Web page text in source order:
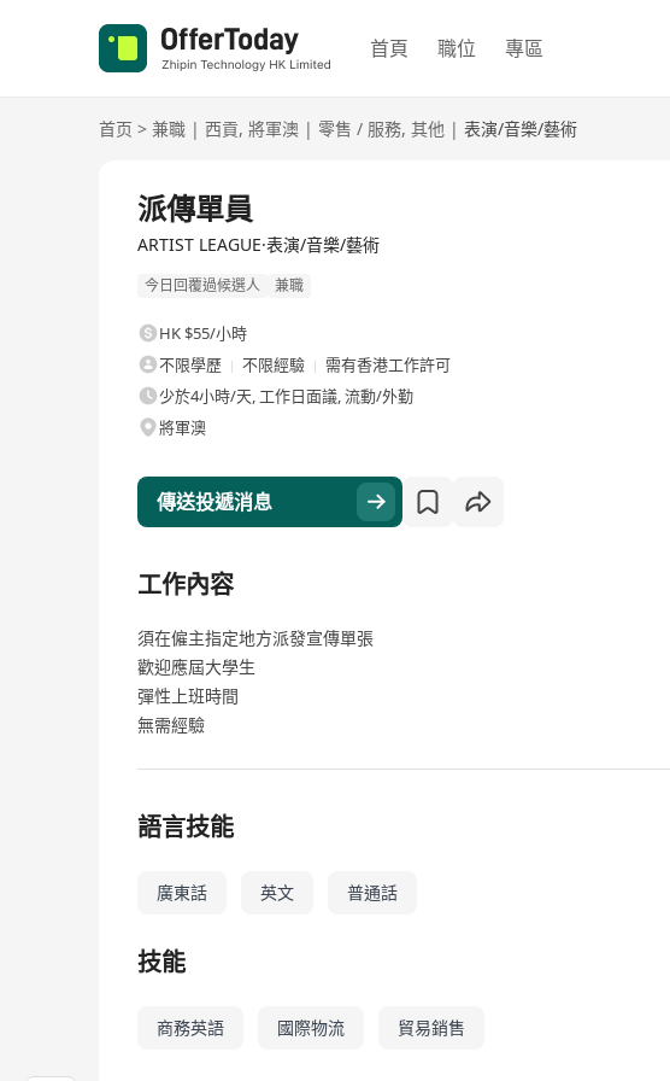
首頁 職位 專區
首页 > 兼職 | 西貢, 將軍澳 | 零售 / 服務, 其他 | 表演/音樂/藝術
派傳單員
ARTIST LEAGUE·表演/音樂/藝術
今日回覆過候選人 兼職
HK $55/小時
不限學歷
不限經驗
需有香港工作許可
少於4小時/天, 工作日面議, 流動/外勤
將軍澳
傳送投遞消息
工作內容
須在僱主指定地方派發宣傳單張
歡迎應屆大學生
彈性上班時間
無需經驗
語言技能
廣東話 英文 普通話
技能
商務英語 國際物流 貿易銷售